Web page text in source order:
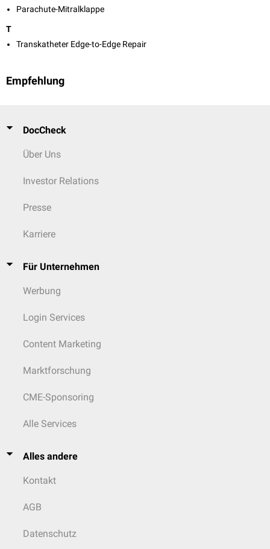
Parachute-Mitralklappe
T
Transkatheter Edge-to-Edge Repair
Empfehlung
DocCheck
Über Uns
Investor Relations
Presse
Karriere
Für Unternehmen
Werbung
Login Services
Content Marketing
Marktforschung
CME-Sponsoring
Alle Services
Alles andere
Kontakt
AGB
Datenschutz